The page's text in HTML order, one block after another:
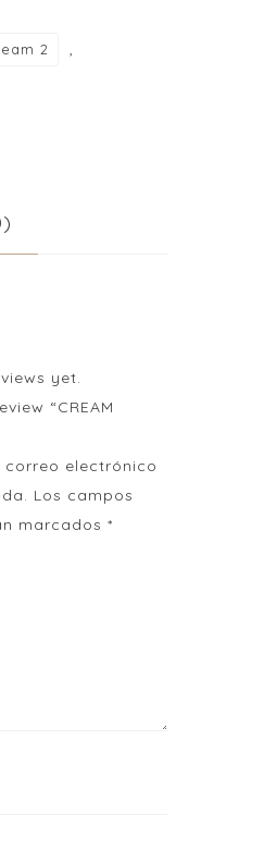
2 ,
yet.
“CREAM
correo electrónico
Los campos
marcados *